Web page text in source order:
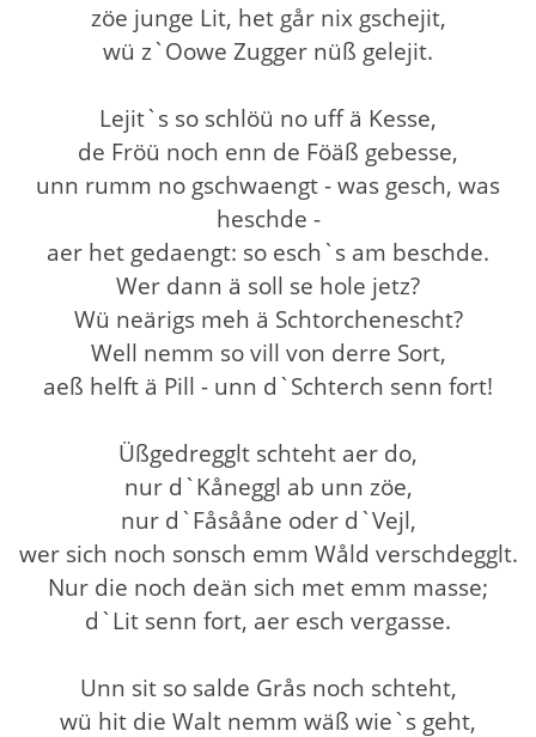
zöe junge Lit, het går nix gschejit,
wü z`Oowe Zugger nüß gelejit.
Lejit`s so schlöü no uff ä Kesse,
de Fröü noch enn de Föäß gebesse,
unn rumm no gschwaengt - was gesch, was
heschde -
aer het gedaengt: so esch`s am beschde.
Wer dann ä soll se hole jetz?
Wü neärigs meh ä Schtorchenescht?
Well nemm so vill von derre Sort,
aeß helft ä Pill - unn d`Schterch senn fort!
Üßgedregglt schteht aer do,
nur d`Kåneggl ab unn zöe,
nur d`Fåsååne oder d`Vejl,
wer sich noch sonsch emm Wåld verschdegglt.
Nur die noch deän sich met emm masse;
d`Lit senn fort, aer esch vergasse.
Unn sit so salde Grås noch schteht,
wü hit die Walt nemm wäß wie`s geht,